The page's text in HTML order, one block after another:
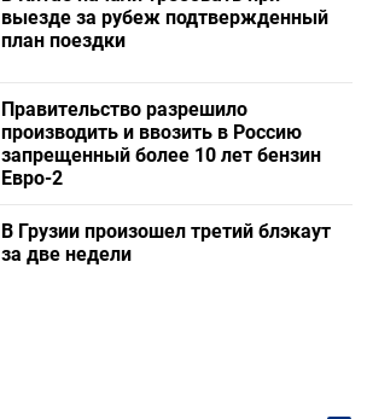
выезде за рубеж подтвержденный
план поездки
Правительство разрешило
производить и ввозить в Россию
запрещенный более 10 лет бензин
Евро-2
В Грузии произошел третий блэкаут
за две недели